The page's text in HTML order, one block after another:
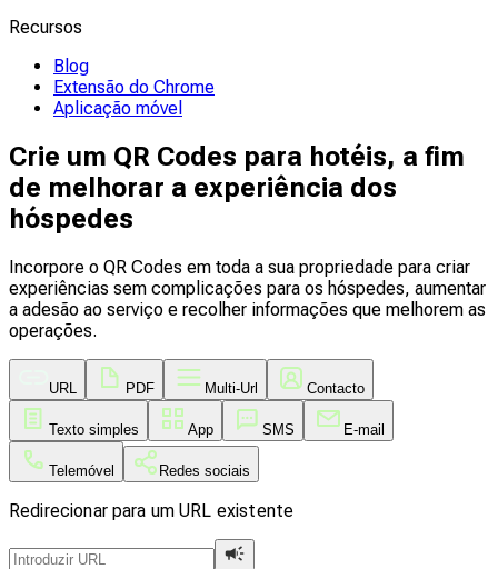
Recursos
Blog
Extensão do Chrome
Aplicação móvel
Crie um QR Codes para hotéis, a fim
de melhorar a experiência dos
hóspedes
Incorpore o QR Codes em toda a sua propriedade para criar
experiências sem complicações para os hóspedes, aumentar
a adesão ao serviço e recolher informações que melhorem as
operações.
URL PDF Multi-Url Contacto
Texto simples App SMS E-mail
Telemóvel Redes sociais
Redirecionar para um URL existente